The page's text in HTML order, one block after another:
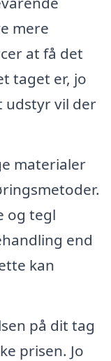
mere
at få det
taget er, jo
udstyr vil der
materialer
og tegl
end
kan
på dit tag
prisen. Jo